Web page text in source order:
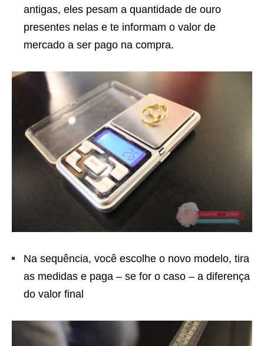
antigas, eles pesam a quantidade de ouro
presentes nelas e te informam o valor de
mercado a ser pago na compra.
Na sequência, você escolhe o novo modelo, tira
as medidas e paga – se for o caso – a diferença
do valor final